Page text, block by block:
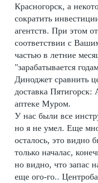
Красногорск, а
сократить
агентств. При этом
соответствии с
частью в летние
"зарабатывается
Диноджет сравнить
доставка
аптеке Муром.
У нас были все
но я не умел. Еще
осталось, это видно
только началас,
но видно, что запас
еще ого-го..